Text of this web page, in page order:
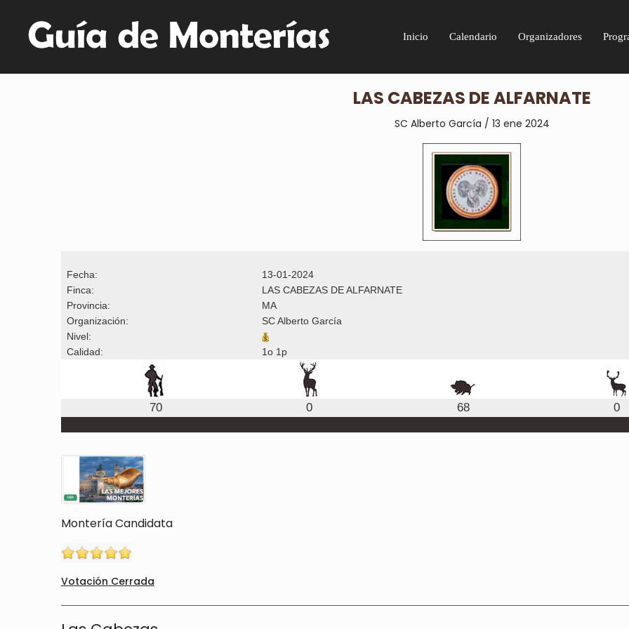
Inicio Calendario Organizadores
LAS CABEZAS DE ALFARNATE
SC Alberto García / 13 ene 2024
Fecha:
13-01-2024
Finca:
LAS CABEZAS DE ALFARNATE
Provincia:
MA
Organización:
SC Alberto García
Nivel:
Calidad:
1o 1p
70 0 68 0
Montería Candidata
Votación Cerrada